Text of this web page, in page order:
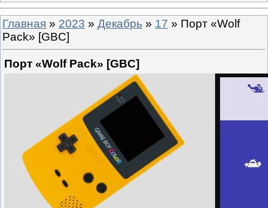
Главная » 2023 » Декабрь » 17 » Порт «Wolf
Pack» [GBC]
Порт «Wolf Pack» [GBC]